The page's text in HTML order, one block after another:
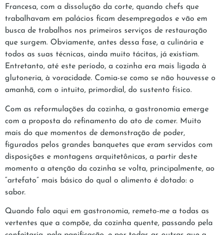
Francesa, com a dissolução da corte, quando chefs que
trabalhavam em palácios ficam desempregados e vão em
busca de trabalhos nos primeiros serviços de restauração
que surgem. Obviamente, antes dessa fase, a culinária e
todos as suas técnicas, ainda muito tácitas, já existiam.
Entretanto, até este período, a cozinha era mais ligada à
glutoneria, à voracidade. Comia-se como se não houvesse o
amanhã, com o intuito, primordial, do sustento físico.
Com as reformulações da cozinha, a gastronomia emerge
com a proposta do refinamento do ato de comer. Muito
mais do que momentos de demonstração de poder,
figurados pelos grandes banquetes que eram servidos com
disposições e montagens arquitetônicas, a partir deste
momento a atenção da cozinha se volta, principalmente, ao
“artefato” mais básico do qual o alimento é dotado: o
sabor.
Quando falo aqui em gastronomia, remeto-me a todas as
vertentes que a compõe, da cozinha quente, passando pela